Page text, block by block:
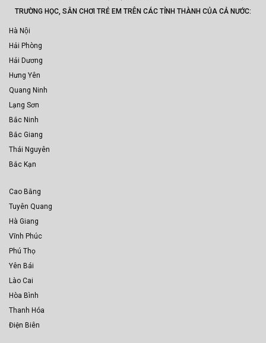
TRƯỜNG HỌC, SÂN CHƠI TRẺ EM TRÊN CÁC TỈNH THÀNH CỦA CẢ NƯỚC:
Hà Nội
Hải Phòng
Hải Dương
Hưng Yên
Quang Ninh
Lạng Sơn
Bắc Ninh
Bắc Giang
Thái Nguyên
Bắc Kạn
Cao Bằng
Tuyên Quang
Hà Giang
Vĩnh Phúc
Phú Thọ
Yên Bái
Lào Cai
Hòa Bình
Thanh Hóa
Điện Biên